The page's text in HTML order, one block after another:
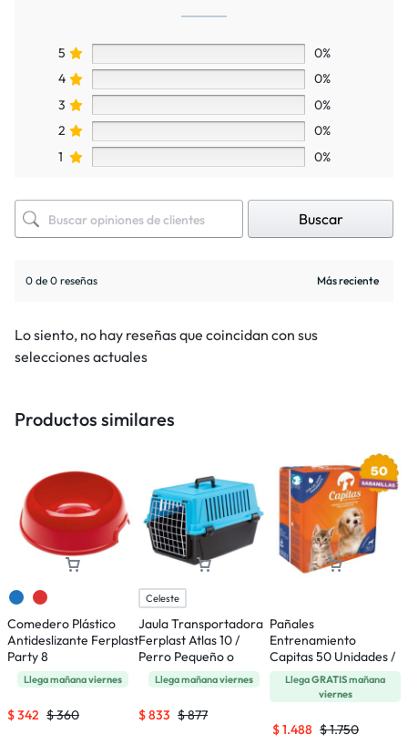
5
0%
4
0%
3
0%
2
0%
1
0%
Buscar
0 de 0 reseñas
Lo siento, no hay reseñas que coincidan con sus
selecciones actuales
Productos similares
Comedero Plástico
Antideslizante Ferplast
Party 8
Llega mañanaviernes
$360
$342
Celeste
Jaula Transportadora
Ferplast Atlas 10 /
Perro Pequeño o
Gatos
Llega mañanaviernes
$877
$833
Pañales
Entrenamiento
Capitas 50 Unidades /
65 x 77 Cms
LlegaGRATISmañana
viernes
$1.750
$1.488